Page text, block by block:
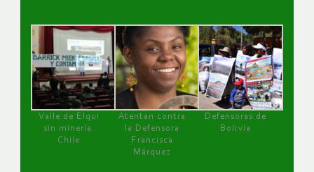
Valle de Elqui
sin minería.
Chile
Atentan contra
la Defensora
Francisca
Márquez
Defensoras de
Bolivia